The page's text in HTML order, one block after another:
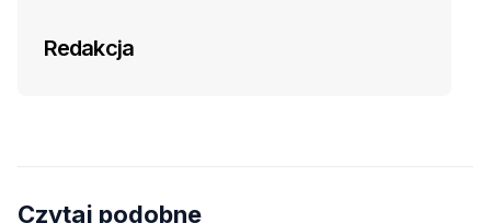
Redakcja
Czytaj podobne